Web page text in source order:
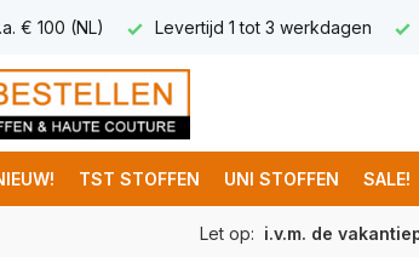
€ 100 (NL) Levertijd 1 tot 3 werkdagen
TST STOFFEN UNI STOFFEN SALE!
Let op: i.v.m. de